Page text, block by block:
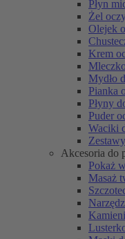
Płyn
Żel
Olejek
Krem
Mydło
Pianka
Płyny
Puder
Waciki
Akcesoria do
Pokaż
Masaż